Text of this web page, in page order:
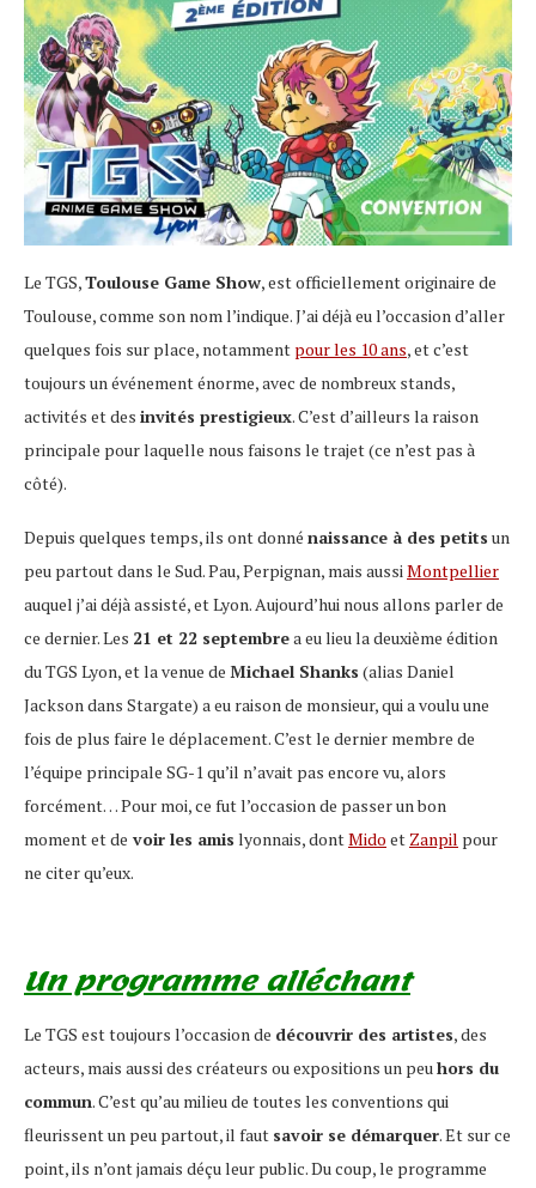
Le TGS,Toulouse Game Show, est officiellement originaire de
Toulouse, comme son nom l’indique. J’ai déjà eu l’occasion d’aller
quelques fois sur place, notamment pour les 10 ans, et c’est
toujours un événement énorme, avec de nombreux stands,
activités et des invités prestigieux. C’est d’ailleurs la raison
principale pour laquelle nous faisons le trajet (ce n’est pas à
côté).
Depuis quelques temps, ils ont donné naissance à des petits un
peu partout dans le Sud. Pau, Perpignan, mais aussi Montpellier
auquel j’ai déjà assisté, et Lyon. Aujourd’hui nous allons parler de
ce dernier. Les 21 et 22 septembrea eu lieu la deuxième édition
du TGS Lyon, et la venue de Michael Shanks (alias Daniel
Jackson dans Stargate) a eu raison de monsieur, qui a voulu une
fois de plus faire le déplacement. C’est le dernier membre de
l’équipe principale SG-1 qu’il n’avait pas encore vu, alors
forcément… Pour moi, ce fut l’occasion de passer un bon
moment et de voir les amis lyonnais, dontMido et Zanpil pour
ne citer qu’eux.
Un programme alléchant
Le TGS est toujours l’occasion de découvrir des artistes, des
acteurs, mais aussi des créateurs ou expositions un peu hors du
commun. C’est qu’au milieu de toutes les conventions qui
fleurissent un peu partout, il faut savoir se démarquer. Et sur ce
point, ils n’ont jamais déçu leur public. Du coup, le programme